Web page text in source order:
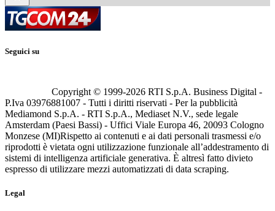
Seguici su
Copyright © 1999-2026 RTI S.p.A. Business Digital -
P.Iva 03976881007 - Tutti i diritti riservati - Per la pubblicità
Mediamond S.p.A. - RTI S.p.A., Mediaset N.V., sede legale
Amsterdam (Paesi Bassi) - Uffici Viale Europa 46, 20093 Cologno
Monzese (MI)Rispetto ai contenuti e ai dati personali trasmessi e/o
riprodotti è vietata ogni utilizzazione funzionale all’addestramento di
sistemi di intelligenza artificiale generativa. È altresì fatto divieto
espresso di utilizzare mezzi automatizzati di data scraping.
Legal